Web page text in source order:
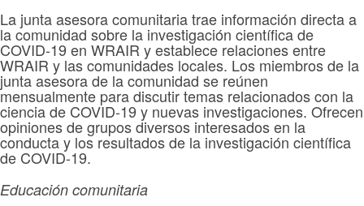
La junta asesora comunitaria trae información directa a
la comunidad sobre la investigación científica de
COVID-19 en WRAIR y establece relaciones entre
WRAIR y las comunidades locales. Los miembros de la
junta asesora de la comunidad se reúnen
mensualmente para discutir temas relacionados con la
ciencia de COVID-19 y nuevas investigaciones. Ofrecen
opiniones de grupos diversos interesados en la
conducta y los resultados de la investigación científica
de COVID-19.
Educación comunitaria